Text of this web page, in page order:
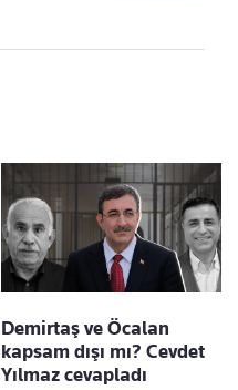
Demirtaş ve Öcalan
kapsam dışı mı? Cevdet
Yılmaz cevapladı